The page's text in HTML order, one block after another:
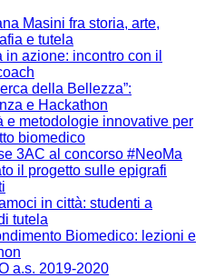
Masini fra storia, arte,
e tutela
in azione: incontro con il
della Bellezza”:
e Hackathon
e metodologie innovative per
biomedico
3AC al concorso #NeoMa
il progetto sulle epigrafi
in città: studenti a
tutela
Biomedico: lezioni e
a.s. 2019-2020